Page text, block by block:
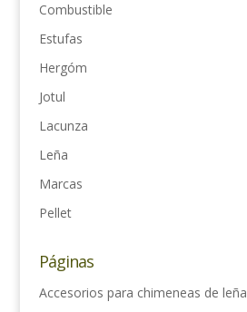
Combustible
Estufas
Hergóm
Jotul
Lacunza
Leña
Marcas
Pellet
Páginas
Accesorios para chimeneas de leña